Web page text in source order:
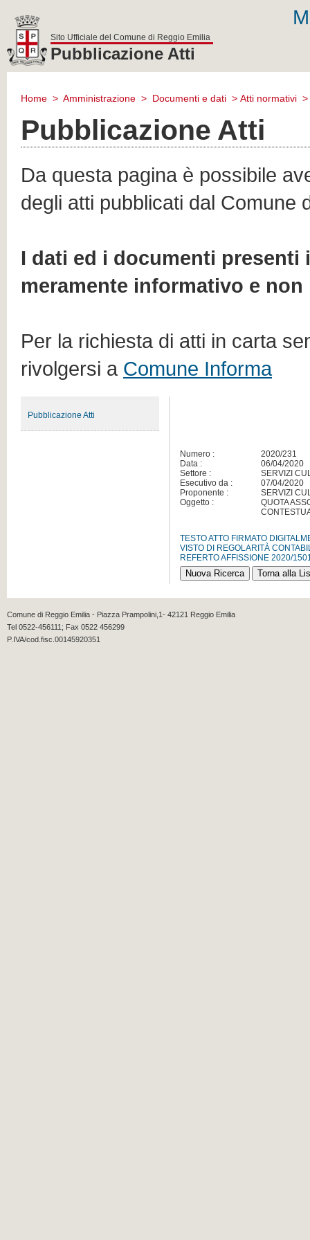
reggio
Sito Ufficiale del Comune di Reggio Emilia
Pubblicazione Atti
Home > Amministrazione > Documenti e dati > Atti normativi >
Pubblicazione Atti
Da questa pagina è possibile
degli atti pubblicati dal Comune
I dati ed i documenti presenti
meramente informativo e
Per la richiesta di atti in carta
rivolgersi a Comune Informa
Numero :
2020/231
Data :
06/04/2020
Settore :
SERVIZI
Esecutivo da :
07/04/2020
Proponente :
SERVIZI
Oggetto :
QUOTA
TESTO ATTO FIRMATO
VISTO DI REGOLARITÀ
REFERTO AFFISSIONE 2020/
Pubblicazione Atti
Comune di Reggio Emilia - Piazza Prampolini,1- 42121 Reggio Emilia
Tel 0522-456111; Fax 0522 456299
P.IVA/cod.fisc.00145920351